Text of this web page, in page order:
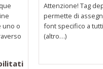
uno o
su
Attenzione! Tag
permette di
font specifico a
(altro…)